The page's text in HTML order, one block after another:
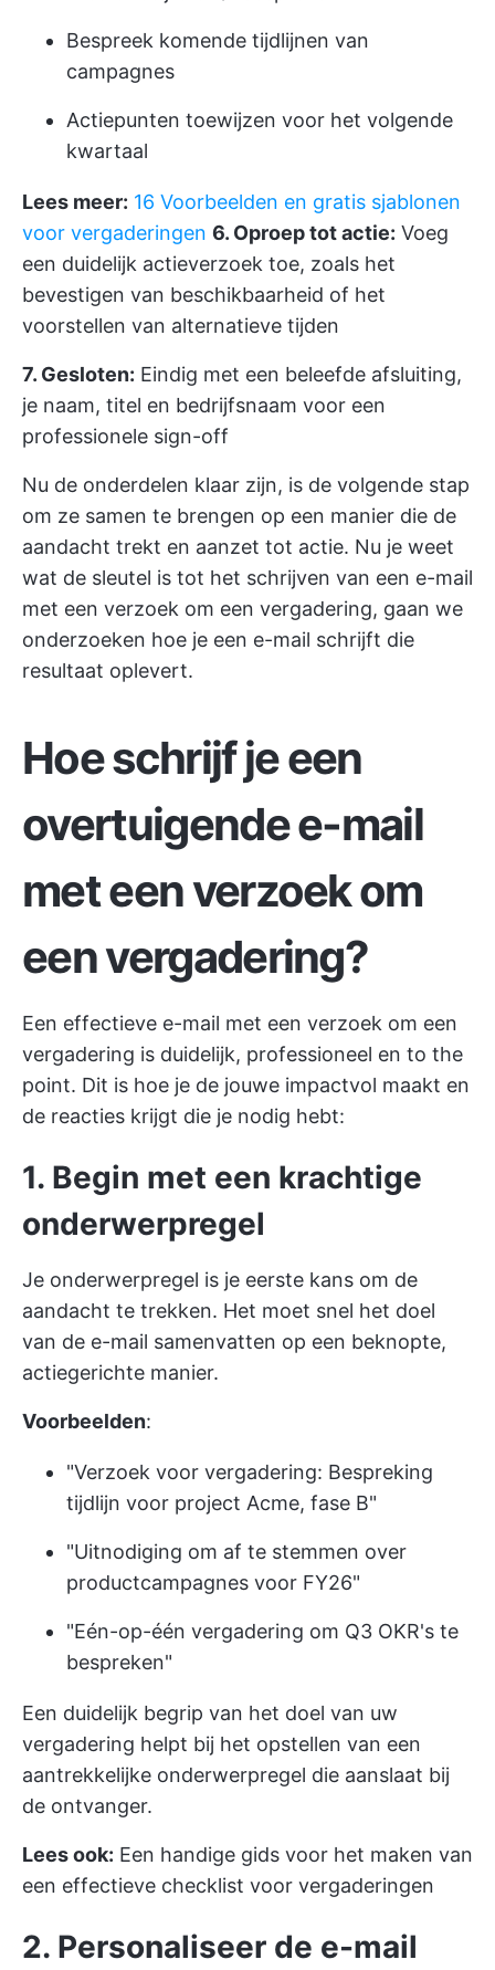
Bespreek komende tijdlijnen van
campagnes
Actiepunten toewijzen voor het volgende
kwartaal
Lees meer: 16 Voorbeelden en gratis sjablonen
voor vergaderingen 6. Oproep tot actie: Voeg
een duidelijk actieverzoek toe, zoals het
bevestigen van beschikbaarheid of het
voorstellen van alternatieve tijden
7. Gesloten: Eindig met een beleefde afsluiting,
je naam, titel en bedrijfsnaam voor een
professionele sign-off
Nu de onderdelen klaar zijn, is de volgende stap
om ze samen te brengen op een manier die de
aandacht trekt en aanzet tot actie. Nu je weet
wat de sleutel is tot het schrijven van een e-mail
met een verzoek om een vergadering, gaan we
onderzoeken hoe je een e-mail schrijft die
resultaat oplevert.
Hoe schrijf je een
overtuigende e-mail
met een verzoek om
een vergadering?
Een effectieve e-mail met een verzoek om een
vergadering is duidelijk, professioneel en to the
point. Dit is hoe je de jouwe impactvol maakt en
de reacties krijgt die je nodig hebt:
1. Begin met een krachtige
onderwerpregel
Je onderwerpregel is je eerste kans om de
aandacht te trekken. Het moet snel het doel
van de e-mail samenvatten op een beknopte,
actiegerichte manier.
Voorbeelden:
"Verzoek voor vergadering: Bespreking
tijdlijn voor project Acme, fase B"
"Uitnodiging om af te stemmen over
productcampagnes voor FY26"
"Eén-op-één vergadering om Q3 OKR's te
bespreken"
Een duidelijk begrip van het doel van uw
vergadering helpt bij het opstellen van een
aantrekkelijke onderwerpregel die aanslaat bij
de ontvanger.
Lees ook: Een handige gids voor het maken van
een effectieve checklist voor vergaderingen
2. Personaliseer de e-mail